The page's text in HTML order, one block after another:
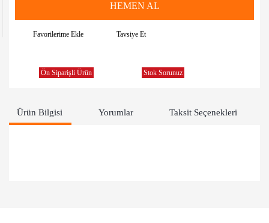
HEMEN AL
Tavsiye Et
Ön Siparişli Ürün Stok Sorunuz
Ürün Bilgisi Yorumlar Taksit Seçenekleri